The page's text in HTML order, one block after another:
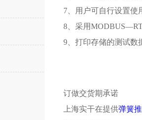
7、用户可自行设置使
8、采用
9、打印存储的测试数
订做交货期承诺
上海实干在提供弹簧